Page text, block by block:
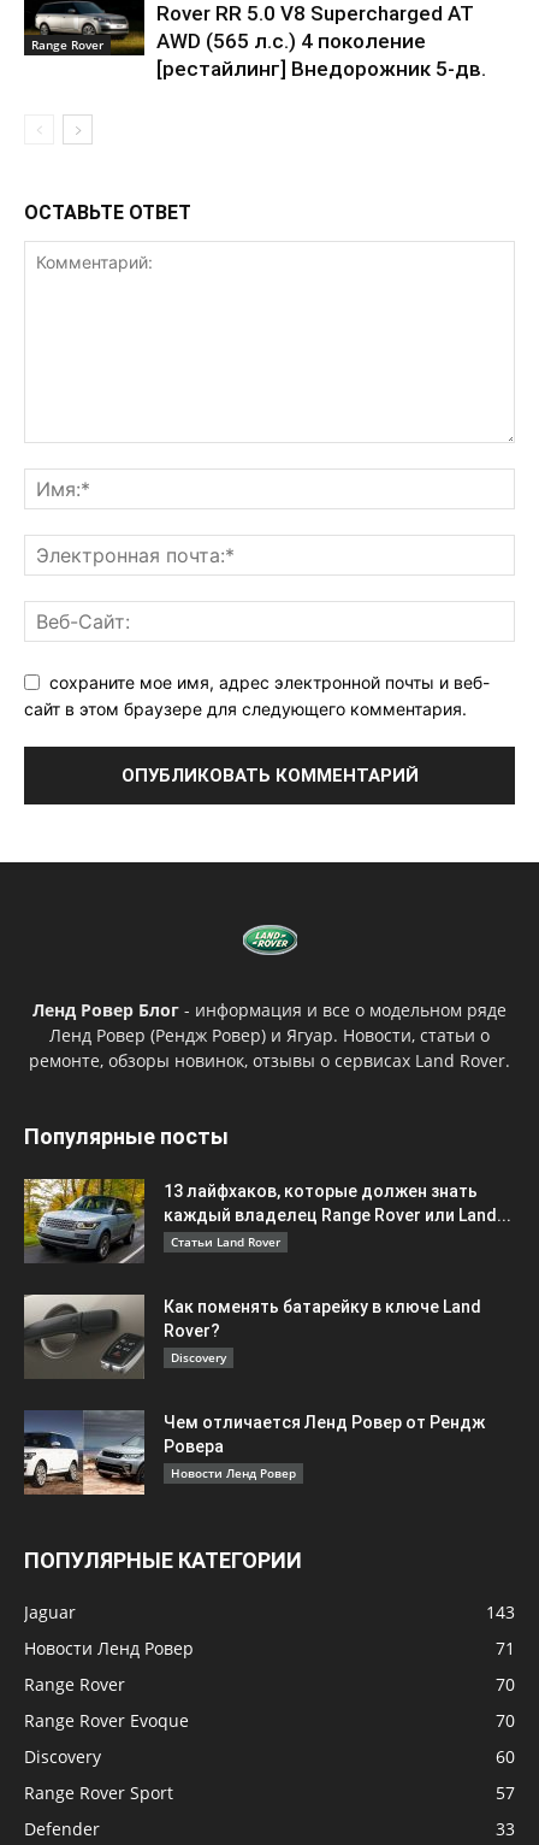
Range Rover
Rover RR 5.0 V8 Supercharged AT
AWD (565 л.с.) 4 поколение
[рестайлинг] Внедорожник 5-дв.
ОСТАВЬТЕ ОТВЕТ
сохраните мое имя, адрес электронной почты и веб-
сайт в этом браузере для следующего комментария.
Ленд Ровер Блог - информация и все о модельном ряде
Ленд Ровер (Рендж Ровер) и Ягуар. Новости, статьи о
ремонте, обзоры новинок, отзывы о сервисах Land Rover.
Популярные посты
13 лайфхаков, которые должен знать
каждый владелец Range Rover или Land...
Статьи Land Rover
Как поменять батарейку в ключе Land
Rover?
Discovery
Чем отличается Ленд Ровер от Рендж
Ровера
Новости Ленд Ровер
ПОПУЛЯРНЫЕ КАТЕГОРИИ
Jaguar
143
Новости Ленд Ровер
71
Range Rover
70
Range Rover Evoque
70
Discovery
60
Range Rover Sport
57
Defender
33